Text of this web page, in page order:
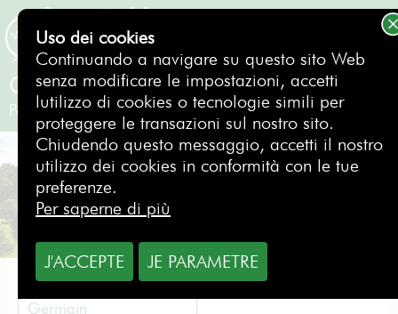
PRENOTAZIONE
Golf de Feucherolles
Paris OVEST - Saint Germain- Francia
Germain
Uso dei cookies
Continuando a navigare su questo sito Web
senza modificare le impostazioni, accetti
lutilizzo di cookies o tecnologie simili per
proteggere le transazioni sul nostro sito.
Chiudendo questo messaggio, accetti il nostro
utilizzo dei cookies in conformità con le tue
preferenze.
Per saperne di più
J'ACCEPTE JE PARAMETRE